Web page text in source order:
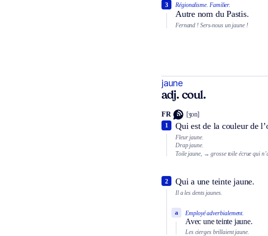
Régionalisme. Familier.
Autre nom du Pastis.
3
Fernand ! Sers-nous un jaune !
jaune
adj. coul.
FR [ʒon]
Qui est de la couleur de
1
Fleur jaune.
Drap jaune.
Toile jaune, → grosse toile écrue qui
Qui a une teinte jaune.
2
Il a les dents jaunes.
Employé adverbialement.
Avec une teinte jaune.
a
Les cierges brillaient jaune.